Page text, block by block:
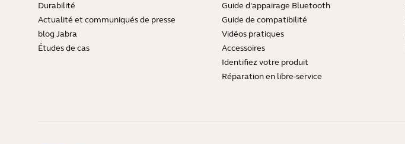
Durabilité
Actualité et communiqués de presse
blog Jabra
Études de cas
Guide d'appairage Bluetooth
Guide de compatibilité
Vidéos pratiques
Accessoires
Identifiez votre produit
Réparation en libre-service